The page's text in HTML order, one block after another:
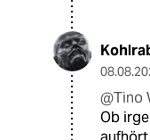
@Tino
Ob